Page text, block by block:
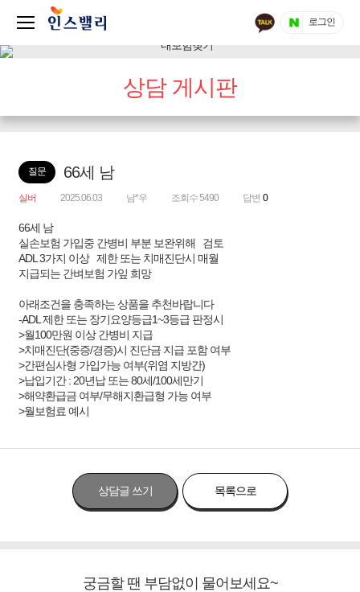
로그인
상담 게시판
질문 66세 남
실버 2025.06.03 남*우 조회수 5490 답변 0
66세 남
실손보험 가입중 간병비 부분 보완위해 검토
ADL 3가지 이상 제한 또는 치매진단시 매월
지급되는 간벼보험 가잎 희망
아래조건을 충족하는 상품을 추천바랍니다
-ADL 제한 또는 장기요양등급1~3등급 판정시
>월100만원 이상 간병비 지급
>치매진단(중증/경증)시 진단금 지급 포함 여부
>간편심사형 가입가능 여부(위염 지방간)
>납입기간 : 20년납 또는 80세/100세만기
>해약환급금 여부/무해지환급형 가능 여부
>월보험료 예시
상담글 쓰기 목록으로
궁금할 땐 부담없이 물어보세요~